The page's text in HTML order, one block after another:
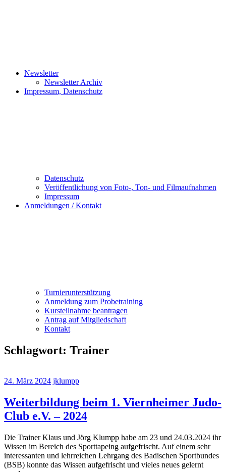
Newsletter
Newsletter Archiv
Impressum, Datenschutz
Datenschutz
Veröffentlichung von Foto-, Ton- und Filmaufnahmen
Impressum
Anmeldungen / Kontakt
Turnierunterstützung
Anmeldung zum Probetraining
Kursteilnahme beantragen
Antrag auf Mitgliedschaft
Kontakt
Schlagwort: Trainer
24. März 2024 jklumpp
Weiterbildung beim 1. Viernheimer Judo-
Club e.V. – 2024
Die Trainer Klaus und Jörg Klumpp habe am 23 und 24.03.2024 ihr
Wissen im Bereich des Sporttapeing aufgefrischt. Auf einem sehr
interessanten und lehrreichen Lehrgang des Badischen Sportbundes
(BSB) konnte das Wissen aufgefrischt und vieles neues gelernt